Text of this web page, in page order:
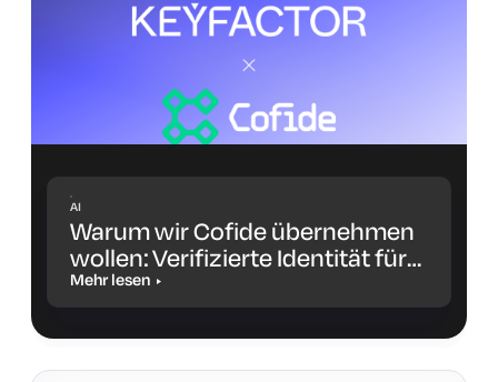
AI
Warum wir Cofide übernehmen
wollen: Verifizierte Identität für
Workloads und KI-Agenten
Mehr lesen